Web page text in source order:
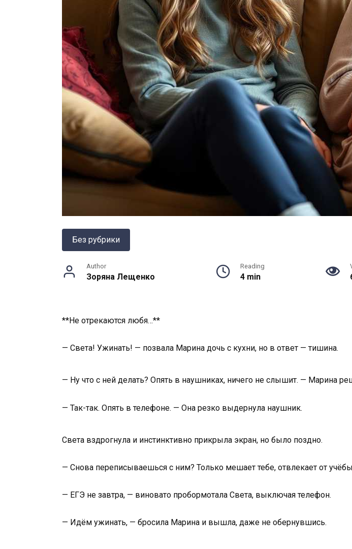
Без рубрики
Author
Зоряна Лещенко
Reading
4 min
**Не отрекаются любя…**
— Света! Ужинать! — позвала Марина дочь с кухни, но в ответ — тишина.
— Ну что с ней делать? Опять в наушниках, ничего не слышит. — Марина
— Так-так. Опять в телефоне. — Она резко выдернула наушник.
Света вздрогнула и инстинктивно прикрыла экран, но было поздно.
— Снова переписываешься с ним? Только мешает тебе, отвлекает от
— ЕГЭ не завтра, — виновато пробормотала Света, выключая телефон.
— Идём ужинать, — бросила Марина и вышла, даже не обернувшись.